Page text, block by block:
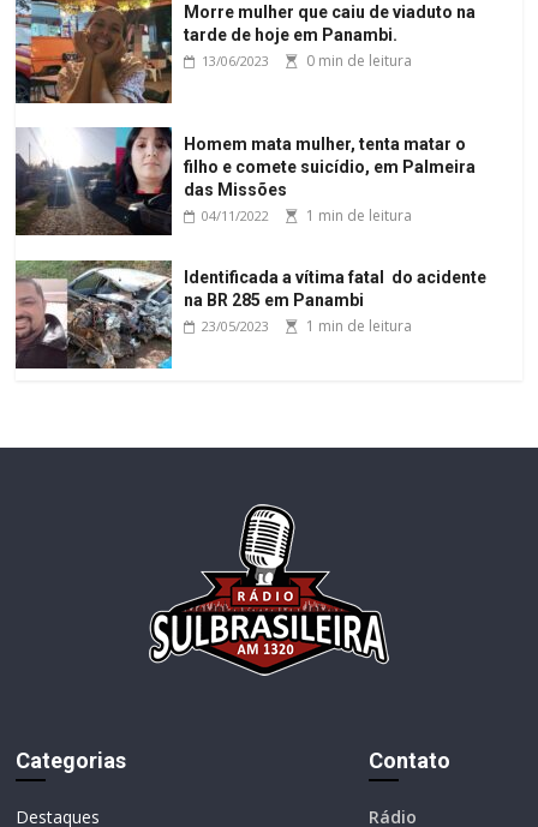
Morre mulher que caiu de viaduto na
tarde de hoje em Panambi.
13/06/2023 0 min de leitura
Homem mata mulher, tenta matar o
filho e comete suicídio, em Palmeira
das Missões
04/11/2022 1 min de leitura
Identificada a vítima fatal do acidente
na BR 285 em Panambi
23/05/2023 1 min de leitura
Categorias
Destaques
Contato
Rádio